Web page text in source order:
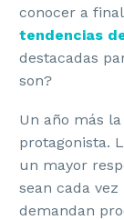
conocer a
tendencias
destacadas
son?
Un año más la
protagonista.
un mayor
sean cada
demandan